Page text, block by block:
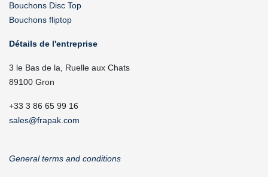
Bouchons Disc Top
Bouchons fliptop
Détails de l'entreprise
3 le Bas de la, Ruelle aux Chats
89100 Gron
+33 3 86 65 99 16
sales@frapak.com
General terms and conditions